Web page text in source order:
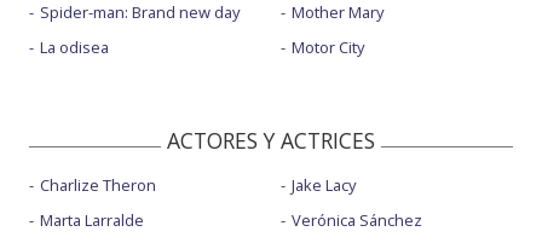
Spider-man: Brand new day
La odisea
Mother Mary
Motor City
ACTORES Y ACTRICES
Charlize Theron
Marta Larralde
Jake Lacy
Verónica Sánchez